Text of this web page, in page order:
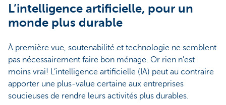
L’intelligence artificielle, pour un
monde plus durable
À première vue, soutenabilité et technologie ne semblent
pas nécessairement faire bon ménage. Or rien n'est
moins vrai! L’intelligence artificielle (IA) peut au contraire
apporter une plus-value certaine aux entreprises
soucieuses de rendre leurs activités plus durables.